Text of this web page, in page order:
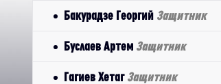
Бакурадзе Георгий Защитник
Буслаев Артем Защитник
Гагиев Хетаг Защитник